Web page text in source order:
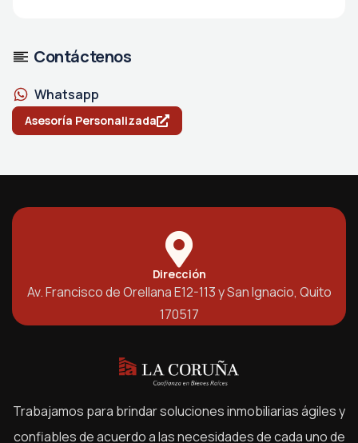
Contáctenos
Whatsapp
Asesoría Personalizada
Dirección
Av. Francisco de Orellana E12-113 y San Ignacio, Quito
170517
Trabajamos para brindar soluciones inmobiliarias ágiles y
confiables de acuerdo a las necesidades de cada uno de